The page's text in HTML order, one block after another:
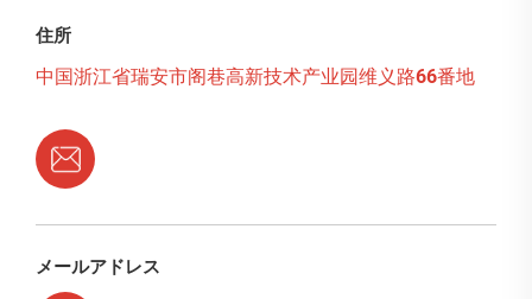
住所
中国浙江省瑞安市阁巷高新技术产业园维义路66番地
メールアドレス